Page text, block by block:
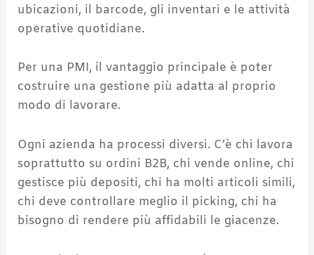
ubicazioni, il barcode, gli inventari e le attività
operative quotidiane.
Per una PMI, il vantaggio principale è poter
costruire una gestione più adatta al proprio
modo di lavorare.
Ogni azienda ha processi diversi. C’è chi lavora
soprattutto su ordini B2B, chi vende online, chi
gestisce più depositi, chi ha molti articoli simili,
chi deve controllare meglio il picking, chi ha
bisogno di rendere più affidabili le giacenze.